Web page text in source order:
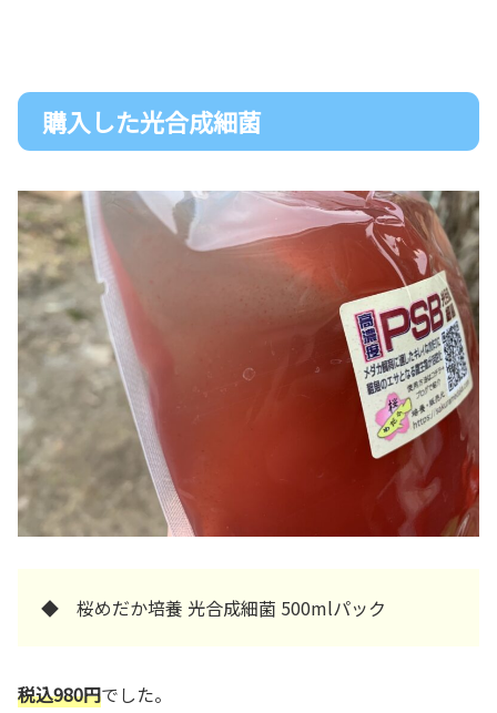
購入した光合成細菌
◆ 桜めだか培養 光合成細菌 500mlパック
税込980円でした。